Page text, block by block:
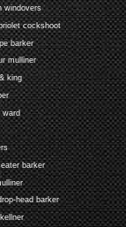
windovers
cockshoot
barker
mulliner
king
ward
barker
head barker